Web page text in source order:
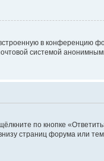
в конференцию
системой
по кнопке
страниц форума или